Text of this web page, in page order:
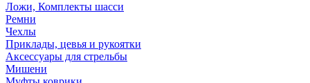
Ложи, Комплекты шасси
Ремни
Чехлы
Приклады, цевья и рукоятки
Аксессуары для стрельбы
Мишени